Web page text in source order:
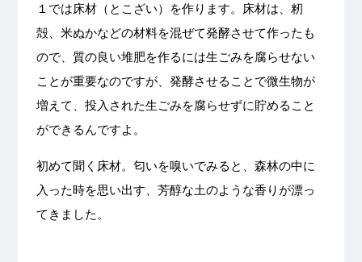
１では床材（とこざい）を作ります。床材は、籾
殻、米ぬかなどの材料を混ぜて発酵させて作ったも
ので、質の良い堆肥を作るには生ごみを腐らせない
ことが重要なのですが、発酵させることで微生物が
増えて、投入された生ごみを腐らせずに貯めること
ができるんですよ。
初めて聞く床材。匂いを嗅いでみると、森林の中に
入った時を思い出す、芳醇な土のような香りが漂っ
てきました。